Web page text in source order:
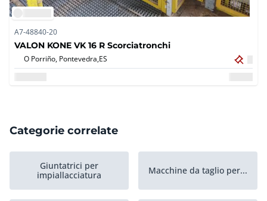
A7-48840-20
VALON KONE VK 16 R Scorciatronchi
O Porriño, Pontevedra,ES
Categorie correlate
Giuntatrici per
impiallacciatura
Macchine da taglio per...